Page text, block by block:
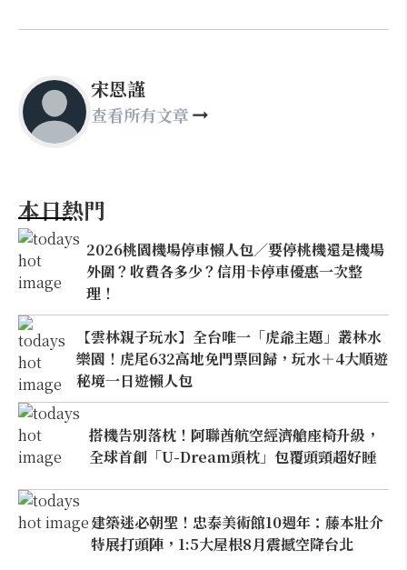
宋恩謹
查看所有文章
本日熱門
2026桃園機場停車懶人包／要停桃機還是機場
外圍？收費各多少？信用卡停車優惠一次整
理！
【雲林親子玩水】全台唯一「虎爺主題」叢林水
樂園！虎尾632高地免門票回歸，玩水＋4大順遊
秘境一日遊懶人包
搭機告別落枕！阿聯酋航空經濟艙座椅升級，
全球首創「U-Dream頭枕」包覆頭頸超好睡
建築迷必朝聖！忠泰美術館10週年：藤本壯介
特展打頭陣，1:5大屋根8月震撼空降台北